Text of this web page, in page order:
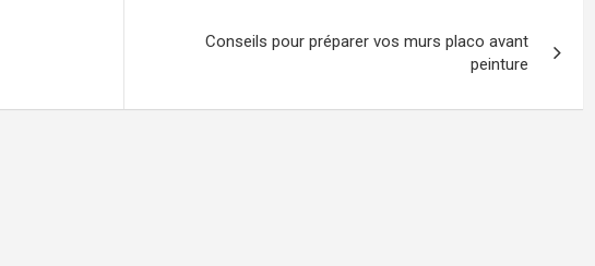
Conseils pour préparer vos murs placo avant
peinture